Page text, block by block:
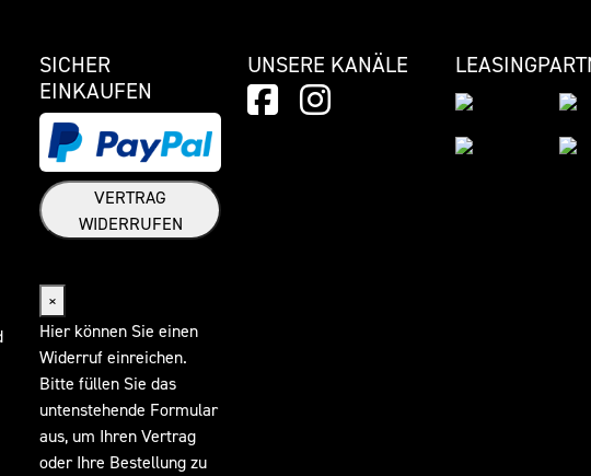
SICHER
EINKAUFEN
VERTRAG
WIDERRUFEN
×
Hier können Sie einen
Widerruf einreichen.
Bitte füllen Sie das
untenstehende Formular
aus, um Ihren Vertrag
oder Ihre Bestellung zu
UNSERE KANÄLE